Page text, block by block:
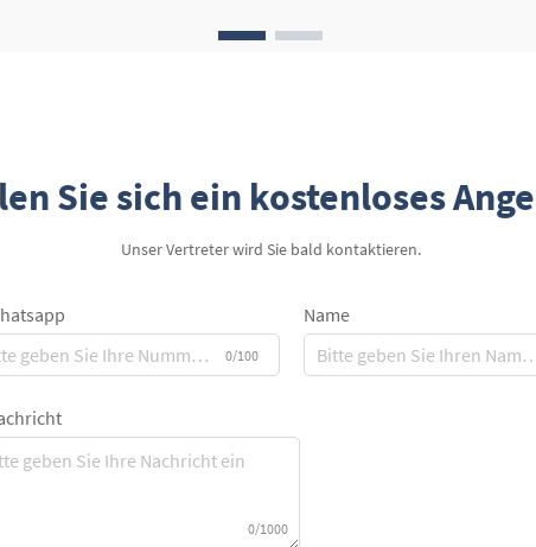
Mittelpunkt dieses exklusiven Erlebnisses
Sie sich ein kostenloses
Unser Vertreter wird Sie bald kontaktieren.
0/100
Name
0/1000